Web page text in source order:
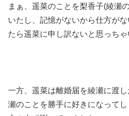
まぁ、遥菜のことを梨香子(綾瀬
いたし、記憶がないから仕方が
たら遥菜に申し訳ないと思っちゃ
一方、遥菜は離婚届を綾瀬に渡
瀬のことを勝手に好きになって